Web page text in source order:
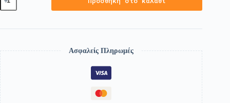
Ασφαλείς Πληρωμές